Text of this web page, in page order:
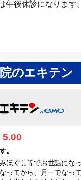
午後休診になります。
のエキテン